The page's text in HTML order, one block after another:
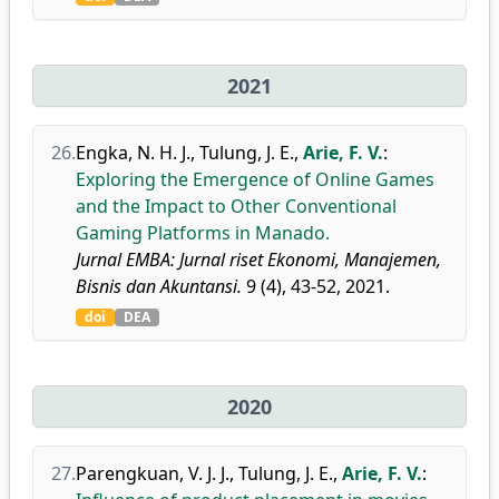
2021
26.Engka, N. H. J., Tulung, J. E., Arie, F. V.:
Exploring the Emergence of Online Games
and the Impact to Other Conventional
Gaming Platforms in Manado.
Jurnal EMBA: Jurnal riset Ekonomi, Manajemen,
Bisnis dan Akuntansi. 9 (4), 43-52, 2021.
doi DEA
2020
27.Parengkuan, V. J. J., Tulung, J. E., Arie, F. V.: